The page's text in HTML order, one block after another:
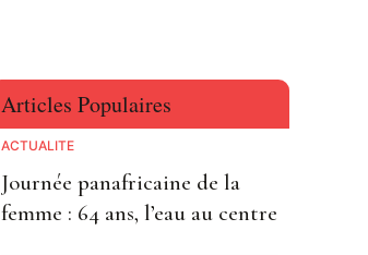
Articles Populaires
ACTUALITE
Journée panafricaine de la
femme : 64 ans, l’eau au centre